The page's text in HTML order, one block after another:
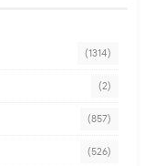
(1314)
(2)
(857)
(526)